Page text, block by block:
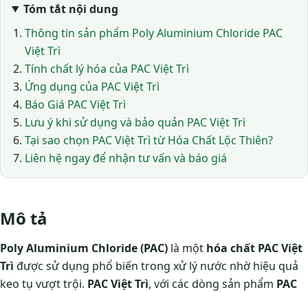
Tóm tắt nội dung
Thông tin sản phẩm Poly Aluminium Chloride PAC
Việt Trì
Tính chất lý hóa của PAC Việt Trì
Ứng dụng của PAC Việt Trì
Báo Giá PAC Việt Trì
Lưu ý khi sử dụng và bảo quản PAC Việt Trì
Tại sao chọn PAC Việt Trì từ Hóa Chất Lộc Thiên?
Liên hệ ngay để nhận tư vấn và báo giá
Mô tả
Poly Aluminium Chloride (PAC) là một hóa chất PAC Việt
Trì được sử dụng phổ biến trong xử lý nước nhờ hiệu quả
keo tụ vượt trội. PAC Việt Trì, với các dòng sản phẩm PAC